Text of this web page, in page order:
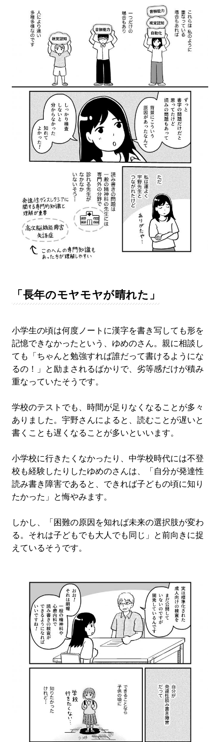
「長年のモヤモヤが晴れた」
小学生の頃は何度ノートに漢字を書き写しても形を
記憶できなかったという、ゆめのさん。親に相談し
ても「ちゃんと勉強すれば誰だって書けるようにな
るの！」と励まされるばかりで、劣等感だけが積み
重なっていたそうです。
学校のテストでも、時間が足りなくなることが多々
ありました。宇野さんによると、読むことが遅いと
書くことも遅くなることが多いといいます。
小学校に行きたくなかったり、中学校時代には不登
校も経験したりしたゆめのさんは、「自分が発達性
読み書き障害であると、できれば子どもの頃に知り
たかった」と悔やみます。
しかし、「困難の原因を知れば未来の選択肢が変わ
る。それは子どもでも大人でも同じ」と前向きに捉
えているそうです。